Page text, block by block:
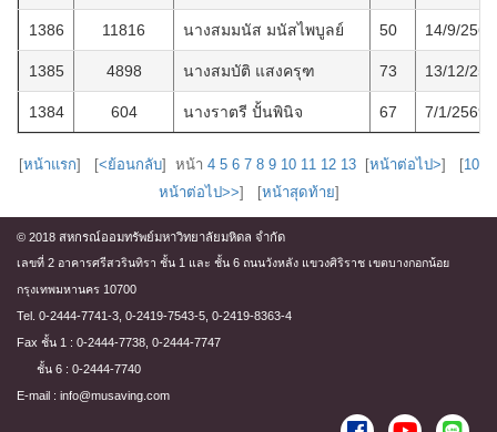
1386 11816 นางสมมนัส มนัสไพบูลย์ 50 14/9/2568
1385 4898 นางสมบัติ แสงครุฑ 73 13/12/
1384 604 นางราตรี ปั้นพินิจ 67 7/1/2569
[หน้าแรก] [<ย้อนกลับ] หน้า 4 5 6 7 8 9 10 11 12 13[หน้าต่อไป>] [10
หน้าต่อไป>>] [หน้าสุดท้าย]
© 2018 สหกรณ์ออมทรัพย์มหาวิทยาลัยมหิดล จำกัด
เลขที่ 2 อาคารศรีสวรินทิรา ชั้น 1 และ ชั้น 6 ถนนวังหลัง แขวงศิริราช เขตบางกอกน้อย
กรุงเทพมหานคร 10700
Tel. 0-2444-7741-3, 0-2419-7543-5, 0-2419-8363-4
Fax ชั้น 1 : 0-2444-7738, 0-2444-7747
ชั้น 6 : 0-2444-7740
E-mail : info@musaving.com